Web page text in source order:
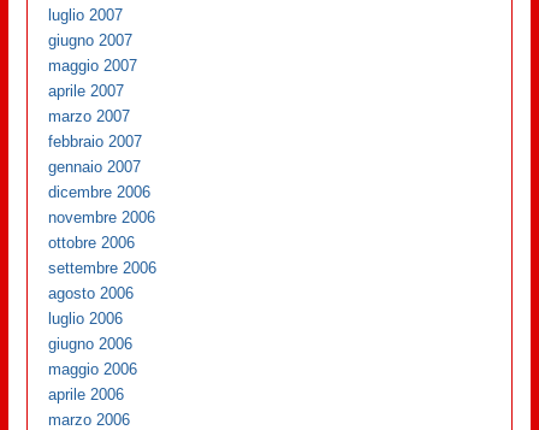
luglio 2007
giugno 2007
maggio 2007
aprile 2007
marzo 2007
febbraio 2007
gennaio 2007
dicembre 2006
novembre 2006
ottobre 2006
settembre 2006
agosto 2006
luglio 2006
giugno 2006
maggio 2006
aprile 2006
marzo 2006